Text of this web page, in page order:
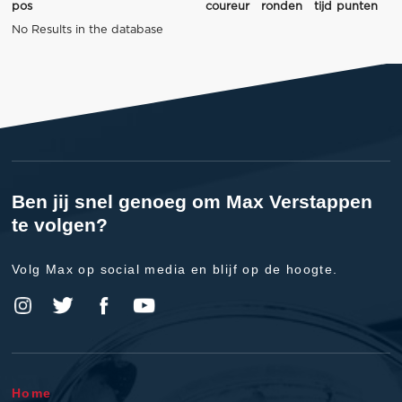
pos coureur ronden tijd
punten
No Results in the database
Ben jij snel genoeg om Max Verstappen
te volgen?
Volg Max op social media en blijf op de hoogte.
Home